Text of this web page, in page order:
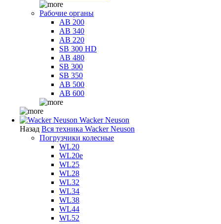
Рабочие органы
AB 200
AB 340
AB 220
SB 300 HD
AB 480
SB 300
SB 350
AB 500
AB 600
Wacker Neuson
Назад Вся техника Wacker Neuson
Погрузчики колесные
WL20
WL20e
WL25
WL28
WL32
WL34
WL38
WL44
WL52